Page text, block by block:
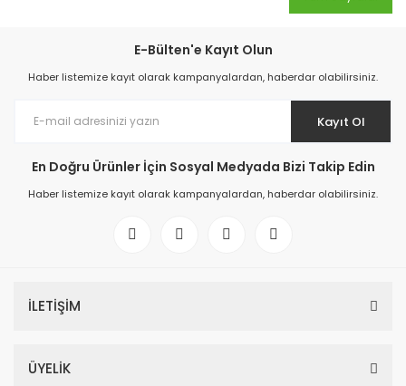
E-Bülten'e Kayıt Olun
Haber listemize kayıt olarak kampanyalardan, haberdar olabilirsiniz.
Kayıt Ol
En Doğru Ürünler İçin Sosyal Medyada Bizi Takip Edin
Haber listemize kayıt olarak kampanyalardan, haberdar olabilirsiniz.
İLETİŞİM
ÜYELİK